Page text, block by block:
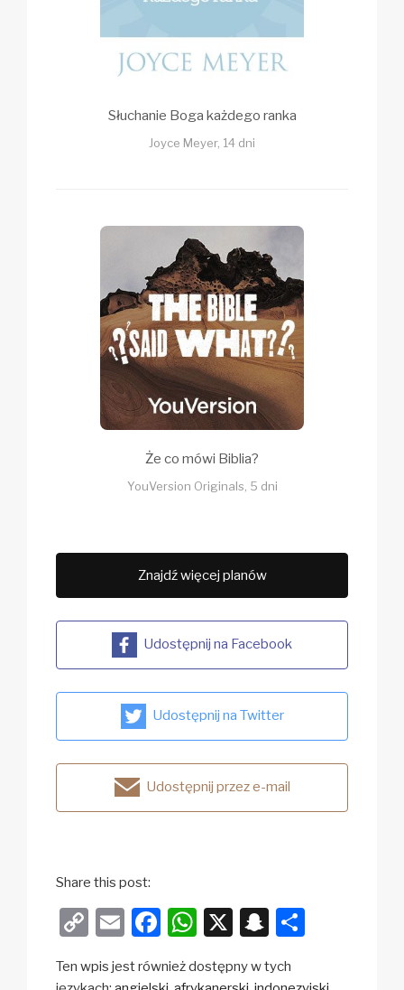
Słuchanie Boga każdego ranka
Joyce Meyer, 14 dni
Że co mówi Biblia?
YouVersion Originals, 5 dni
Znajdź więcej planów
Udostępnij na Facebook
Udostępnij na Twitter
Udostępnij przez e-mail
Share this post:
C
p
E
ail
F
c
W
at
X
S
a
ar
Ten wpis jest również dostępny w tych